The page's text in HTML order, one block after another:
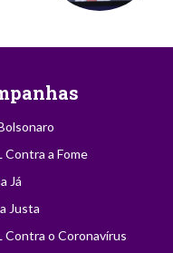
Contra a Fome
Já
Justa
Contra o Coronavírus